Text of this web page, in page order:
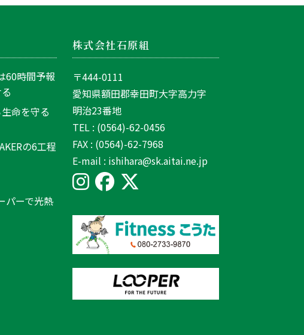
60時間予報
命を守る
の6工程
パーで光熱
株式会社石原組
〒444-0111
愛知県額田郡幸田町大字高力字
明治23番地
TEL : (0564)-62-0456
FAX : (0564)-62-7968
E-mail : ishihara@sk.aitai.ne.jp